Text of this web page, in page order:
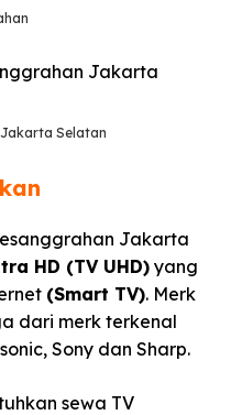
Selatan
Jakarta
HD (TV UHD) yang
(Smart TV). Merk
dari merk terkenal
Sony dan Sharp.
sewa TV